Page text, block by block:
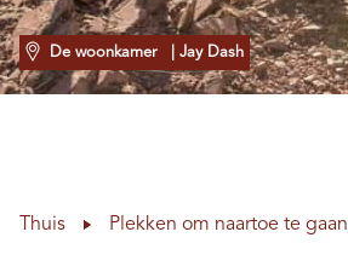
De woonkamer | Jay Dash
Thuis Plekken om naartoe te gaan